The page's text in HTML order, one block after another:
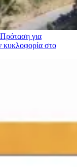
για
κυκλοφορία στο